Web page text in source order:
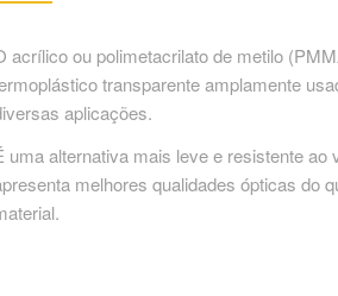
acrílico ou polimetacrilato de metilo
transparente amplamente
aplicações.
uma alternativa mais leve e resistente ao
melhores qualidades ópticas do